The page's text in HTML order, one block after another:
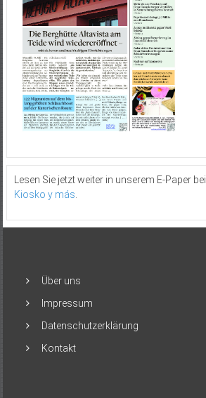
Lesen Sie jetzt weiter in unserem E-Paper bei
Kiosko y más
Über uns
Impressum
Datenschutzerklärung
Kontakt